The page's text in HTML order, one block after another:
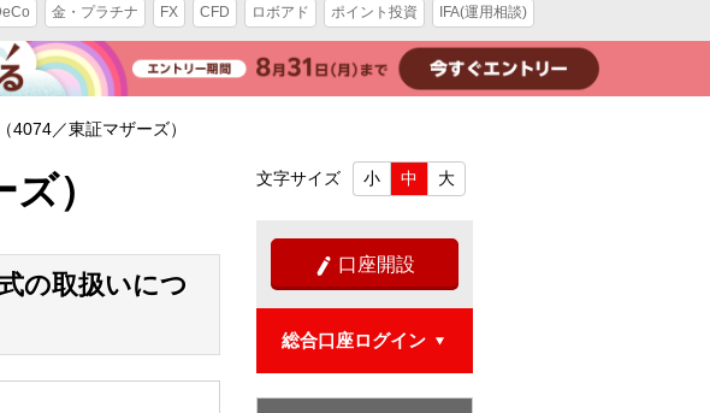
金・プラチナ FX CFD ロボアド ポイント投資 IFA(運用相談)
4074／東証マザーズ）
）
の取扱いにつ
文字サイズ 小 中 大
 口座開設
総合口座ログイン